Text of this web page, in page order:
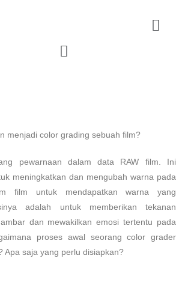
menjadi color grading sebuah film?
pewarnaan dalam data RAW film. Ini
meningkatkan dan mengubah warna pada
film untuk mendapatkan warna yang
adalah untuk memberikan tekanan
dan mewakilkan emosi tertentu pada
proses awal seorang color grader
Apa saja yang perlu disiapkan?